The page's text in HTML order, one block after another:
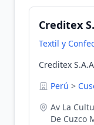
Creditex
Textil y
Creditex
Perú >
Av La
De Cuzco